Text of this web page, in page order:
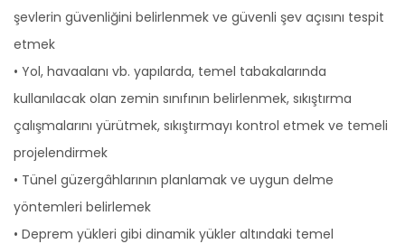
şevlerin güvenliğini belirlenmek ve güvenli şev açısını tespit
etmek
• Yol, havaalanı vb. yapılarda, temel tabakalarında
kullanılacak olan zemin sınıfının belirlenmek, sıkıştırma
çalışmalarını yürütmek, sıkıştırmayı kontrol etmek ve temeli
projelendirmek
• Tünel güzergâhlarının planlamak ve uygun delme
yöntemleri belirlemek
• Deprem yükleri gibi dinamik yükler altındaki temel